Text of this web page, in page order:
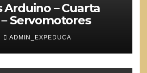
– Cuarta
Servomotores
ADMIN_EXPEDUCA